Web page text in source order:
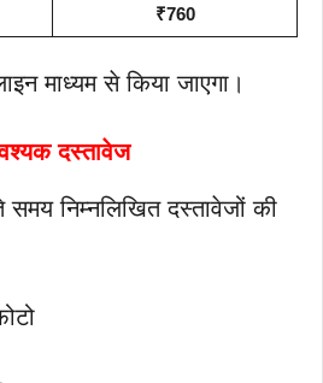
₹760
माध्यम से किया जाएगा।
दस्तावेज
निम्नलिखित दस्तावेजों की